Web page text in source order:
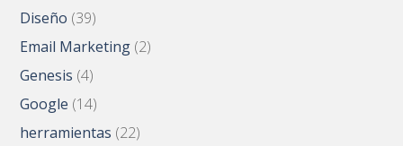
Diseño (39)
Email Marketing (2)
Genesis (4)
Google (14)
herramientas (22)